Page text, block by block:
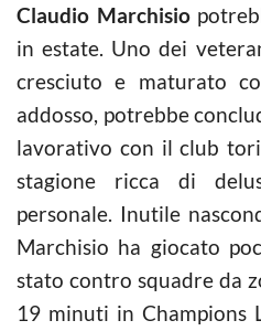
Claudio Marchisio
in estate. Uno dei
cresciuto e maturato
addosso, potrebbe
lavorativo con il club
stagione ricca di
personale. Inutile
Marchisio ha giocato
stato contro squadre da
19 minuti in Champions